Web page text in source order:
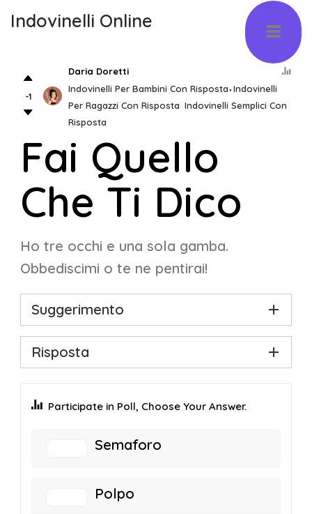
Indovinelli Online
-1
Daria Doretti
Indovinelli Per Bambini Con Risposta Indovinelli
Per Ragazzi Con Risposta Indovinelli Semplici Con
Risposta
Fai Quello
Che Ti Dico
Ho tre occhi e una sola gamba.
Obbediscimi o te ne pentirai!
Suggerimento
Risposta
Participate in Poll, Choose Your Answer.
Semaforo
Polpo